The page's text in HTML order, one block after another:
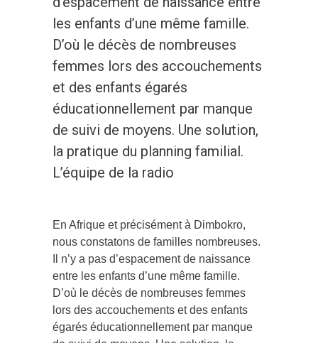
les enfants d’une même famille.
D’où le décès de nombreuses
femmes lors des accouchements
et des enfants égarés
éducationnellement par manque
de suivi de moyens. Une solution,
la pratique du planning familial.
L’équipe de la radio
En Afrique et précisément à Dimbokro,
nous constatons de familles nombreuses.
Il n’y a pas d’espacement de naissance
entre les enfants d’une même famille.
D’où le décès de nombreuses femmes
lors des accouchements et des enfants
égarés éducationnellement par manque